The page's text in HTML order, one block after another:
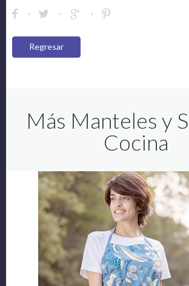
Regresar
Más Manteles y
Cocina